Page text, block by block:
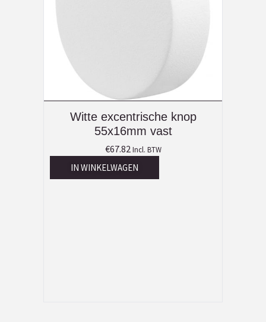
Witte excentrische knop
55x16mm vast
€67.82 Incl. BTW
IN WINKELWAGEN